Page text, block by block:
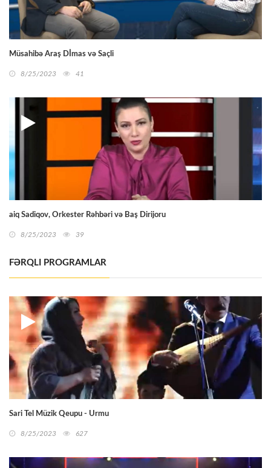
Müsahibə Araş Dİmas və Saçli
8/25/2023 41
aiq Sadiqov, Orkester Rəhbəri və Baş Dirijoru
8/25/2023 39
FƏRQLI PROGRAMLAR
Sari Tel Müzik Qeupu - Urmu
8/25/2023 627